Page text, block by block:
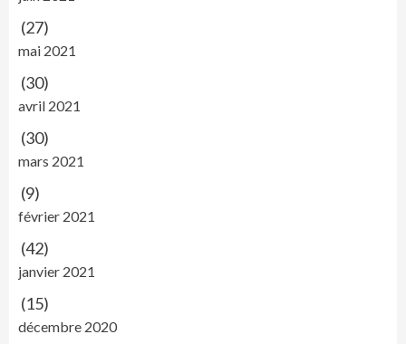
(27)
mai 2021
(30)
avril 2021
(30)
mars 2021
(9)
février 2021
(42)
janvier 2021
(15)
décembre 2020